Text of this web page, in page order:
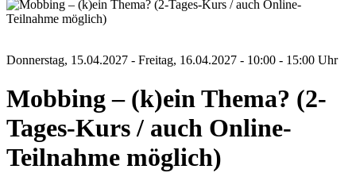
Donnerstag, 15.04.2027 - Freitag, 16.04.2027 - 10:00 - 15:00 Uhr
Mobbing – (k)ein Thema? (2-
Tages-Kurs / auch Online-
Teilnahme möglich)